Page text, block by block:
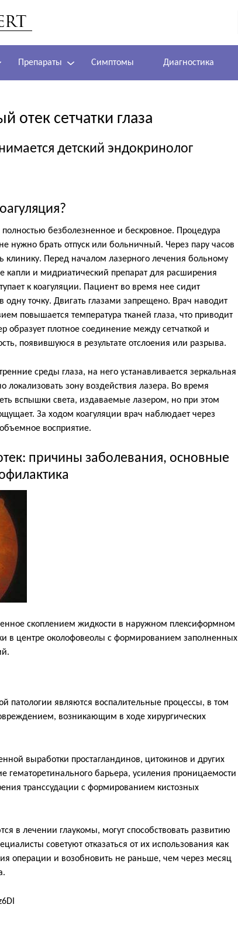
Препараты Симптомы Диагностика
отек сетчатки глаза
детский эндокринолог
безболезненное и бескровное. Процедура
нужно брать отпуск или больничный. Через пару часов
клинику. Перед началом лазерного лечения больному
капли и мидриатический препарат для расширения
к коагуляции. Пациент во время нее сидит
точку. Двигать глазами запрещено. Врач наводит
повышается температура тканей глаза, что приводит
образует плотное соединение между сетчаткой и
появившуюся в результате отслоения или разрыва.
среды глаза, на него устанавливается зеркальная
локализовать зону воздействия лазера. Во время
вспышки света, издаваемые лазером, но при этом
За ходом коагуляции врач наблюдает через
восприятие.
причины заболевания, основные
скоплением жидкости в наружном плексиформном
в центре околофовеолы с формированием заполненных
патологии являются воспалительные процессы, в том
возникающим в ходе хирургических
выработки простагландинов, цитокинов и других
барьера, усиления проницаемости
транссудации с формированием кистозных
в лечении глаукомы, могут способствовать развитию
советуют отказаться от их использования как
операции и возобновить не раньше, чем через месяц